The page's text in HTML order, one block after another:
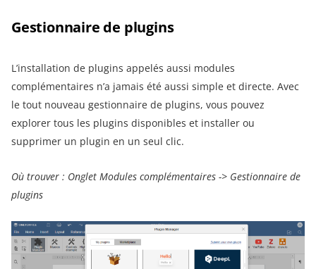
Gestionnaire de plugins
L’installation de plugins appelés aussi modules
complémentaires n’a jamais été aussi simple et directe. Avec
le tout nouveau gestionnaire de plugins, vous pouvez
explorer tous les plugins disponibles et installer ou
supprimer un plugin en un seul clic.
Où trouver : Onglet Modules complémentaires -> Gestionnaire de
plugins